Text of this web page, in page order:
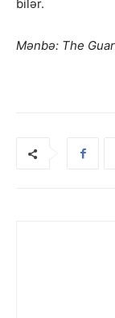
bilər.
Mənbə: The